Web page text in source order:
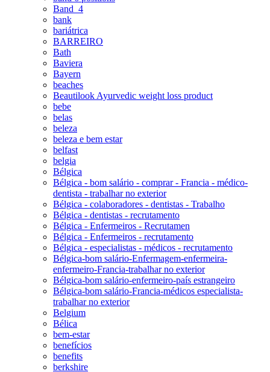
Band_4
bank
bariátrica
BARREIRO
Bath
Baviera
Bayern
beaches
Beautilook Ayurvedic weight loss product
bebe
belas
beleza
beleza e bem estar
belfast
belgia
Bélgica
Bélgica - bom salário - comprar - Francia - médico-
dentista - trabalhar no exterior
Bélgica - colaboradores - dentistas - Trabalho
Bélgica - dentistas - recrutamento
Bélgica - Enfermeiros - Recrutamen
Bélgica - Enfermeiros - recrutamento
Bélgica - especialistas - médicos - recrutamento
Bélgica-bom salário-Enfermagem-enfermeira-
enfermeiro-Francia-trabalhar no exterior
Bélgica-bom salário-enfermeiro-país estrangeiro
Bélgica-bom salário-Francia-médicos especialista-
trabalhar no exterior
Belgium
Bélica
bem-estar
benefícios
benefits
berkshire